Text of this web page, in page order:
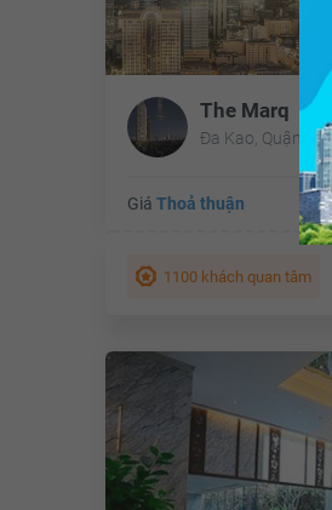
The Marq
Đa Kao, Quận 1,
Giá Thoả thuận
1100 khách quan tâm